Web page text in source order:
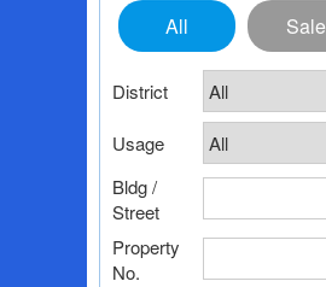
All Sale
District
Usage
Bldg /
Street
Property
No.